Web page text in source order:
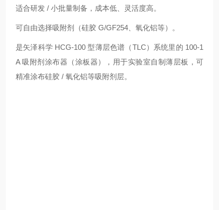
适合研发 / 小批量制备，成本低、灵活度高。
可自由选择吸附剂（硅胶 G/GF254、氧化铝等）。
是矢泽科学 HCG-100 型薄层色谱（TLC）系统里的 100-1
A 吸附剂涂布器（涂板器），用于实验室自制薄层板，可
精准涂布硅胶 / 氧化铝等吸附剂层。